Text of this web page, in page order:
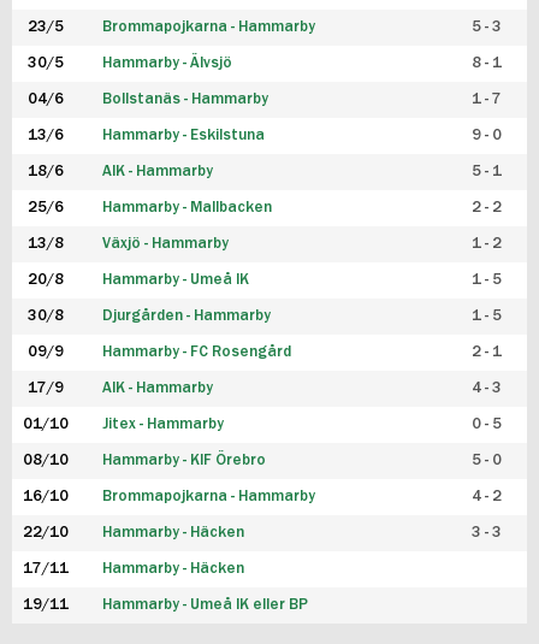
23/5 Brommapojkarna - Hammarby 5 - 3
30/5 Hammarby - Älvsjö 8 - 1
04/6 Bollstanäs - Hammarby 1 - 7
13/6 Hammarby - Eskilstuna 9 - 0
18/6 AIK - Hammarby 5 - 1
25/6 Hammarby - Mallbacken 2 - 2
13/8 Växjö - Hammarby 1 - 2
20/8 Hammarby - Umeå IK 1 - 5
30/8 Djurgården - Hammarby 1 - 5
09/9 Hammarby - FC Rosengård 2 - 1
17/9 AIK - Hammarby 4 - 3
01/10 Jitex - Hammarby 0 - 5
08/10 Hammarby - KIF Örebro 5 - 0
16/10 Brommapojkarna - Hammarby 4 - 2
22/10 Hammarby - Häcken 3 - 3
17/11 Hammarby - Häcken
19/11 Hammarby - Umeå IK eller BP